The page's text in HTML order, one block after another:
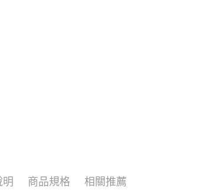
明 商品規格 相關推薦